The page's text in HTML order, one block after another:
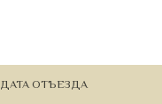
ДАТА ОТЪЕЗДА